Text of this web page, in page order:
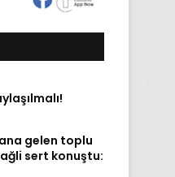
gelen toplu
sert konuştu: